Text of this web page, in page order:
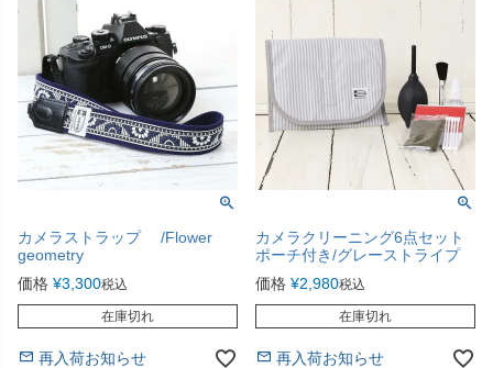
カメラストラップ /Flower
geometry
価格 ¥3,300税込
在庫切れ
再入荷お知らせ
カメラクリーニング6点セット
ポーチ付き/グレーストライプ
価格 ¥2,980税込
在庫切れ
再入荷お知らせ